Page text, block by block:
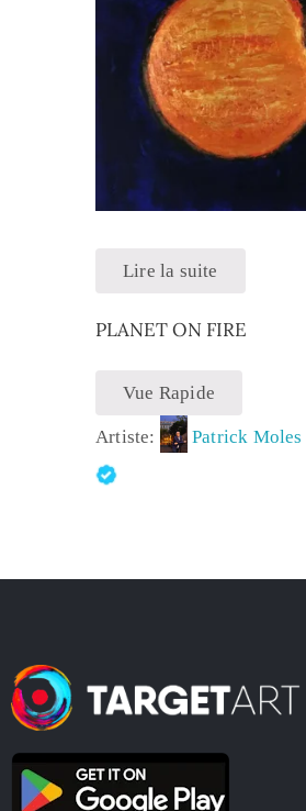
Lire la suite
PLANET ON FIRE
Vue Rapide
Artiste: Patrick Moles